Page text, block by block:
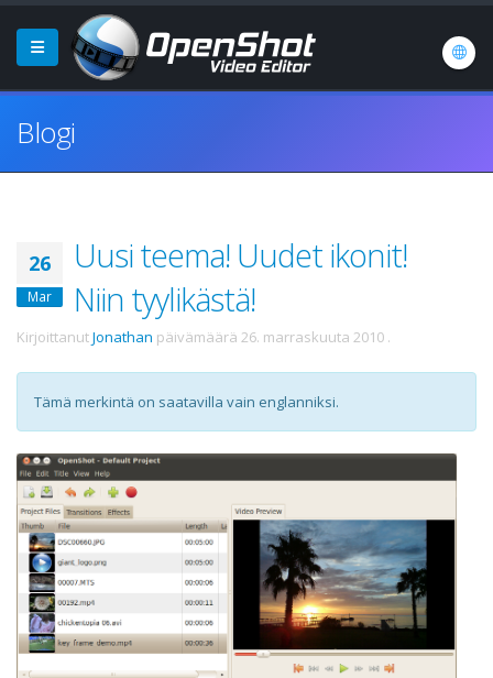
Blogi
26
Mar
Uusi teema! Uudet ikonit!
Niin tyylikästä!
KirjoittanutJonathan päivämäärä 26. marraskuuta 2010 .
Tämä merkintä on saatavilla vain englanniksi.